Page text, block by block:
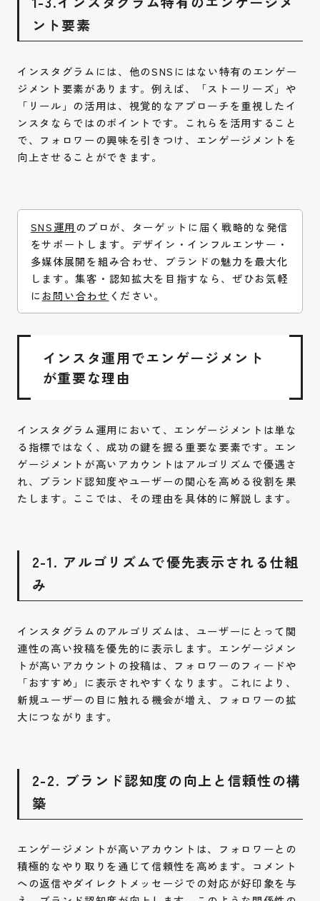
ント要素
インスタグラムには、他のSNSにはない特有のエンゲー
ジメント要素があります。例えば、「ストーリーズ」や
「リール」の活用は、視覚的なアプローチを重視したイ
ンスタならではのポイントです。これらを活用すること
で、フォロワーの興味を引きつけ、エンゲージメントを
向上させることができます。
SNS運用のプロが、ターゲットに届く戦略的な発信
をサポートします。デザイン・インフルエンサー・
多媒体展開を組み合わせ、ブランドの魅力を最大化
します。集客・認知拡大を目指すなら、ぜひお気軽
にお問い合わせ ください。
インスタ運用でエンゲージメント
が重要な理由
インスタグラム運用において、エンゲージメントは単な
る指標ではなく、成功の鍵を握る重要な要素です。エン
ゲージメントが高いアカウントはアルゴリズムで優遇さ
れ、ブランド認知度やユーザーの関心を高める役割を果
たします。ここでは、その理由を具体的に解説します。
2-1. アルゴリズムで優先表示される仕組
み
インスタグラムのアルゴリズムは、ユーザーにとって関
連性の高い投稿を優先的に表示します。エンゲージメン
トが高いアカウントの投稿は、フォロワーのフィードや
「おすすめ」に表示されやすくなります。これにより、
新規ユーザーの目に触れる機会が増え、フォロワーの拡
大につながります。
2-2. ブランド認知度の向上と信頼性の構
築
エンゲージメントが高いアカウントは、フォロワーとの
積極的なやり取りを通じて信頼性を高めます。コメント
への返信やダイレクトメッセージでの対応が好印象を与